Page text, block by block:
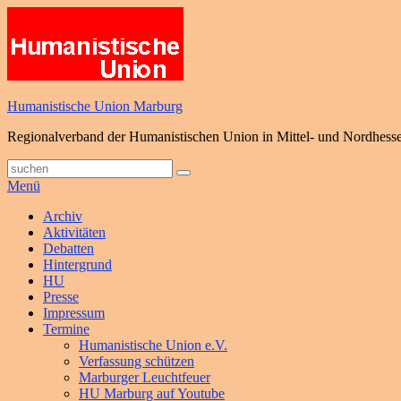
springen
Humanistische Union Marburg
Regionalverband der Humanistischen Union in Mittel- und
Suche
nach:
Suchen
Menü
Primäres
Menü
Archiv
Aktivitäten
Debatten
Hintergrund
HU
Presse
Impressum
Termine
Humanistische Union e.V.
Verfassung schützen
Marburger Leuchtfeuer
HU Marburg auf Youtube